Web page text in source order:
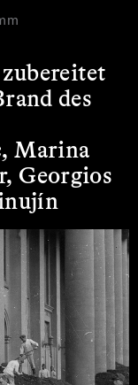
des
Marina
Georgios